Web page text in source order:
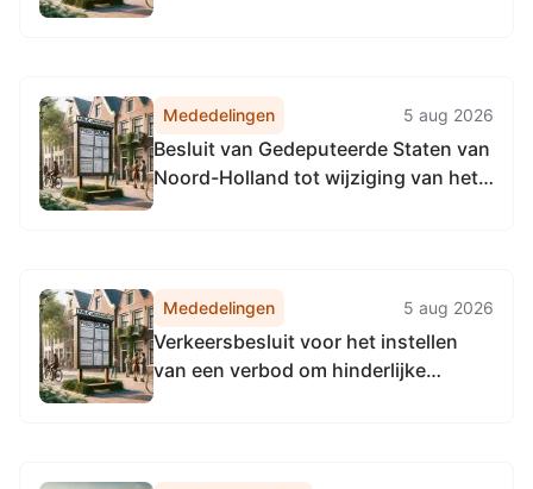
Vervangingsregeling directie
Regulering & Expertise
Omgevingsdienst
Noordzeekanaalgebied
Mededelingen 5 aug 2026
Besluit van Gedeputeerde Staten van
Noord-Holland tot wijziging van het
in beheer bij de provincie Noord-
Holland en het uniformeren van de...
Mededelingen 5 aug 2026
Verkeersbesluit voor het instellen
van een verbod om hinderlijke